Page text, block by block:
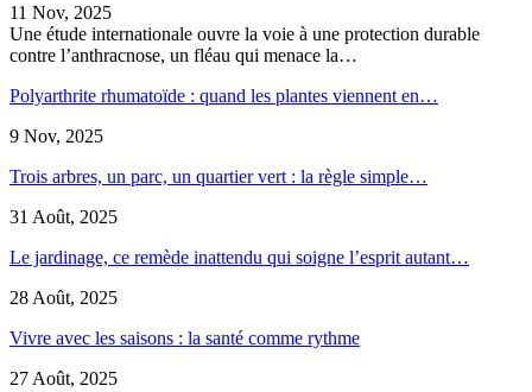
11 Nov, 2025
Une étude internationale ouvre la voie à une protection durable
contre l’anthracnose, un fléau qui menace la…
Polyarthrite rhumatoïde : quand les plantes viennent en…
9 Nov, 2025
Trois arbres, un parc, un quartier vert : la règle simple…
31 Août, 2025
Le jardinage, ce remède inattendu qui soigne l’esprit autant…
28 Août, 2025
Vivre avec les saisons : la santé comme rythme
27 Août, 2025